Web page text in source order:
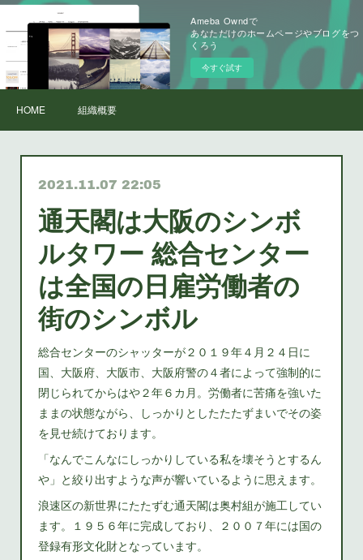
Ameba Owndで
あなただけのホームページやブログをつ
くろう
今すぐ試す
HOME 組織概要
2021.11.07 22:05
通天閣は大阪のシンボ
ルタワー 総合センター
は全国の日雇労働者の
街のシンボル
総合センターのシャッターが２０１９年４月２４日に
国、大阪府、大阪市、大阪府警の４者によって強制的に
閉じられてからはや２年６カ月。労働者に苦痛を強いた
ままの状態ながら、しっかりとしたたたずまいでその姿
を見せ続けております。
「なんでこんなにしっかりしている私を壊そうとするん
や」と絞り出すような声が響いているように思えます。
浪速区の新世界にたたずむ通天閣は奥村組が施工してい
ます。１９５６年に完成しており、２００７年には国の
登録有形文化財となっています。